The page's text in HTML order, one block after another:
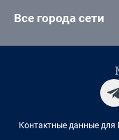
Все города сети
Контактные данные для